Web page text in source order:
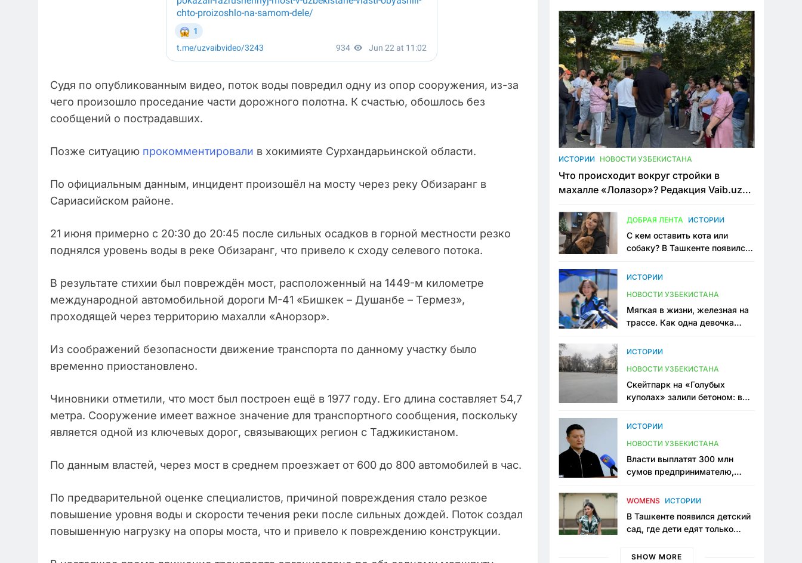
Судя по опубликованным видео, поток воды повредил одну из опор сооружения, из-за
чего произошло проседание части дорожного полотна. К счастью, обошлось без
сообщений о пострадавших.
Позже ситуацию прокомментировали в хокимияте Сурхандарьинской области.
По официальным данным, инцидент произошёл на мосту через реку Обизаранг в
Сариасийском районе.
21 июня примерно с 20:30 до 20:45 после сильных осадков в горной местности резко
поднялся уровень воды в реке Обизаранг, что привело к сходу селевого потока.
В результате стихии был повреждён мост, расположенный на 1449-м километре
международной автомобильной дороги М-41 «Бишкек – Душанбе – Термез»,
проходящей через территорию махалли «Анорзор».
Из соображений безопасности движение транспорта по данному участку было
временно приостановлено.
Чиновники отметили, что мост был построен ещё в 1977 году. Его длина составляет 54,7
метра. Сооружение имеет важное значение для транспортного сообщения, поскольку
является одной из ключевых дорог, связывающих регион с Таджикистаном.
По данным властей, через мост в среднем проезжает от 600 до 800 автомобилей в час.
По предварительной оценке специалистов, причиной повреждения стало резкое
повышение уровня воды и скорости течения реки после сильных дождей. Поток создал
повышенную нагрузку на опоры моста, что и привело к повреждению конструкции.
ИСТОРИИ НОВОСТИ УЗБЕКИСТАНА
Что происходит вокруг стройки в
махалле «Лолазор»? Редакция Vaib.uz
конфликта
ДОБРАЯ ЛЕНТА ИСТОРИИ
С кем оставить кота или
собаку? В Ташкенте появился
ИСТОРИИ
НОВОСТИ УЗБЕКИСТАНА
Мягкая в жизни, железная на
трассе. Как одна девочка
Узбекистане
ИСТОРИИ
НОВОСТИ УЗБЕКИСТАНА
Скейтпарк на «Голубых
куполах» залили бетоном: в
одно общественное
ИСТОРИИ
НОВОСТИ УЗБЕКИСТАНА
Власти выплатят 300 млн
сумов предпринимателю,
тюрьме по незаконному
WOMENS ИСТОРИИ
В Ташкенте появился детский
сад, где дети едят только
мама, которая устала просить
SHOW MORE